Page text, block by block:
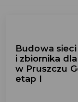
Budowa
i zbiornika
w Pruszczu
etap I